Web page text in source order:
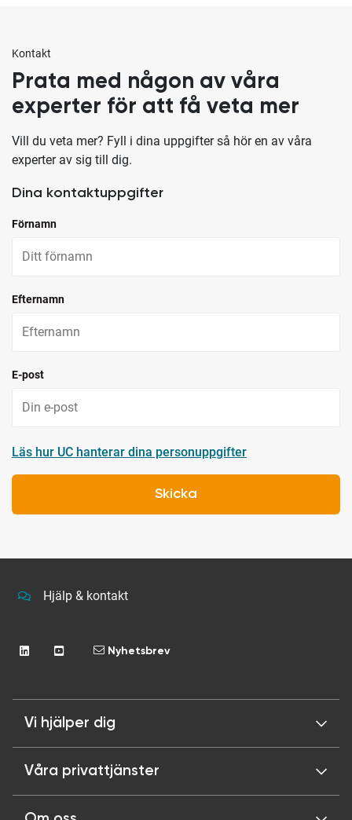
Kontakt
Prata med någon av våra
experter för att få veta mer
Vill du veta mer? Fyll i dina uppgifter så hör en av våra
experter av sig till dig.
Dina kontaktuppgifter
Förnamn
Efternamn
E-post
Läs hur UC hanterar dina personuppgifter
Skicka
Hjälp & kontakt
Nyhetsbrev
Vi hjälper dig
Våra privattjänster